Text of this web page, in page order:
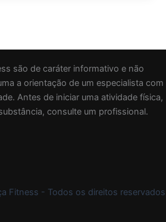
são de caráter informativo e não
a orientação de um especialista com
Antes de iniciar uma atividade física,
consulte um profissional.
Fitness - Todos os direitos reservados